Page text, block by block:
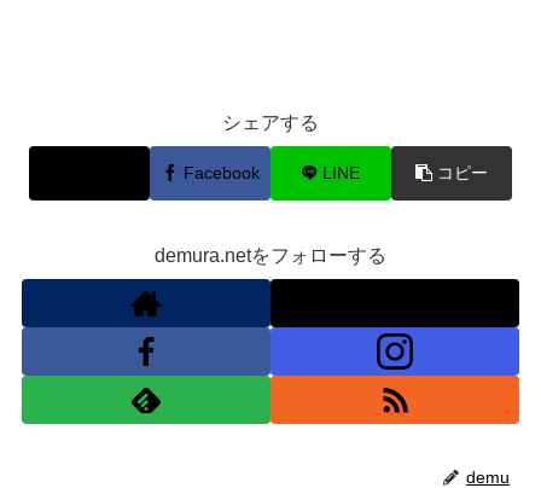
シェアする
Facebook LINE コピー
demura.netをフォローする
demu